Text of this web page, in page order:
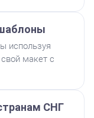
используя
макет с
СНГ